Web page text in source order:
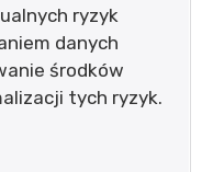
ryzyk
danych
środków
tych ryzyk.